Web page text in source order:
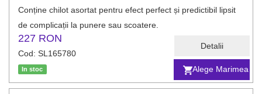
Alege Marimea
Detalii
Conține chilot asortat pentru efect perfect și predictibil lipsit
de complicații la punere sau scoatere.
227 RON
Cod: SL165780
In stoc